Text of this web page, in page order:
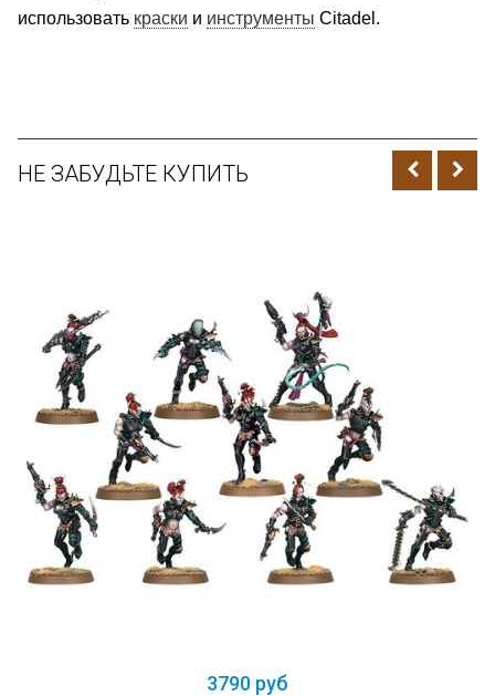
использовать краски и инструменты Citadel.
НЕ ЗАБУДЬТЕ КУПИТЬ
3790 руб